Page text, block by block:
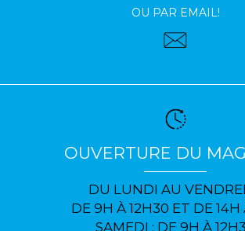
OU PAR EMAIL!
OUVERTURE DU
DU LUNDI AU
DE 9H À 12H30 ET DE 14H
SAMEDI : DE 9H À